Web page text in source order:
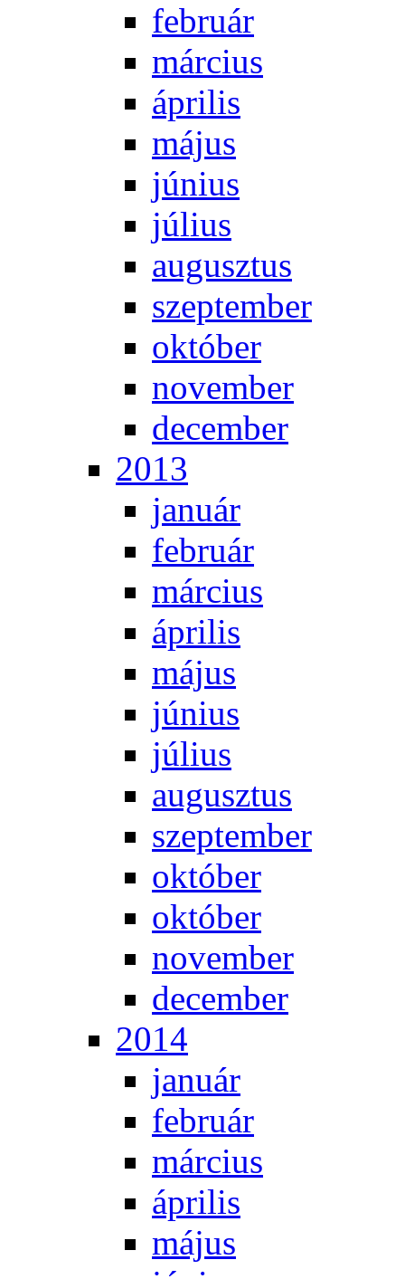
feb­ru­ár
már­ci­us
áp­ri­lis
má­jus
jú­ni­us
jú­li­us
au­gusz­tus
szep­tem­ber
ok­tó­ber
no­vem­ber
de­cem­ber
2013
ja­nu­ár
feb­ru­ár
már­ci­us
áp­ri­lis
má­jus
jú­ni­us
jú­li­us
au­gusz­tus
szep­tem­ber
ok­tó­ber
ok­tó­ber
no­vem­ber
de­cem­ber
2014
ja­nu­ár
feb­ru­ár
már­ci­us
áp­ri­lis
má­jus